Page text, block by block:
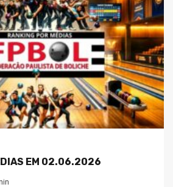
EM 02.06.2026